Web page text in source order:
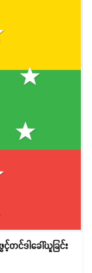
င့်တင်ဒါခေါ်ယူခြင်း